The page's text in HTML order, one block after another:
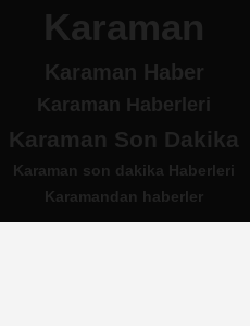
Karaman
Karaman Haber
Karaman Haberleri
Karaman Son Dakika
Karaman son dakika Haberleri
Karamandan haberler